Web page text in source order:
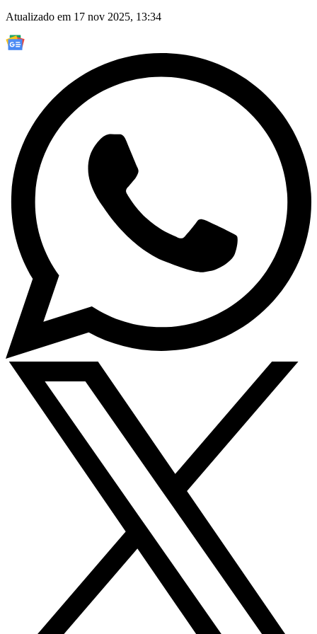
Atualizado em 17 nov 2025, 13:34